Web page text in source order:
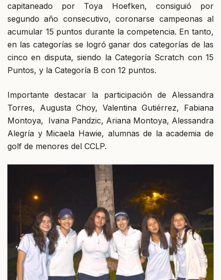
capitaneado por Toya Hoefken, consiguió por
segundo año consecutivo, coronarse campeonas al
acumular 15 puntos durante la competencia. En tanto,
en las categorías se logró ganar dos categorías de las
cinco en disputa, siendo la Categoría Scratch con 15
Puntos, y la Categoría B con 12 puntos.
Importante destacar la participación de Alessandra
Torres, Augusta Choy, Valentina Gutiérrez, Fabiana
Montoya, Ivana Pandzic, Ariana Montoya, Alessandra
Alegría y Micaela Hawie, alumnas de la academia de
golf de menores del CCLP.